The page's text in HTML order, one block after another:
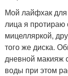
Мой лайфхак
лица я протираю
мицелляркой,
того же диска.
дневной макияж
воды при этом